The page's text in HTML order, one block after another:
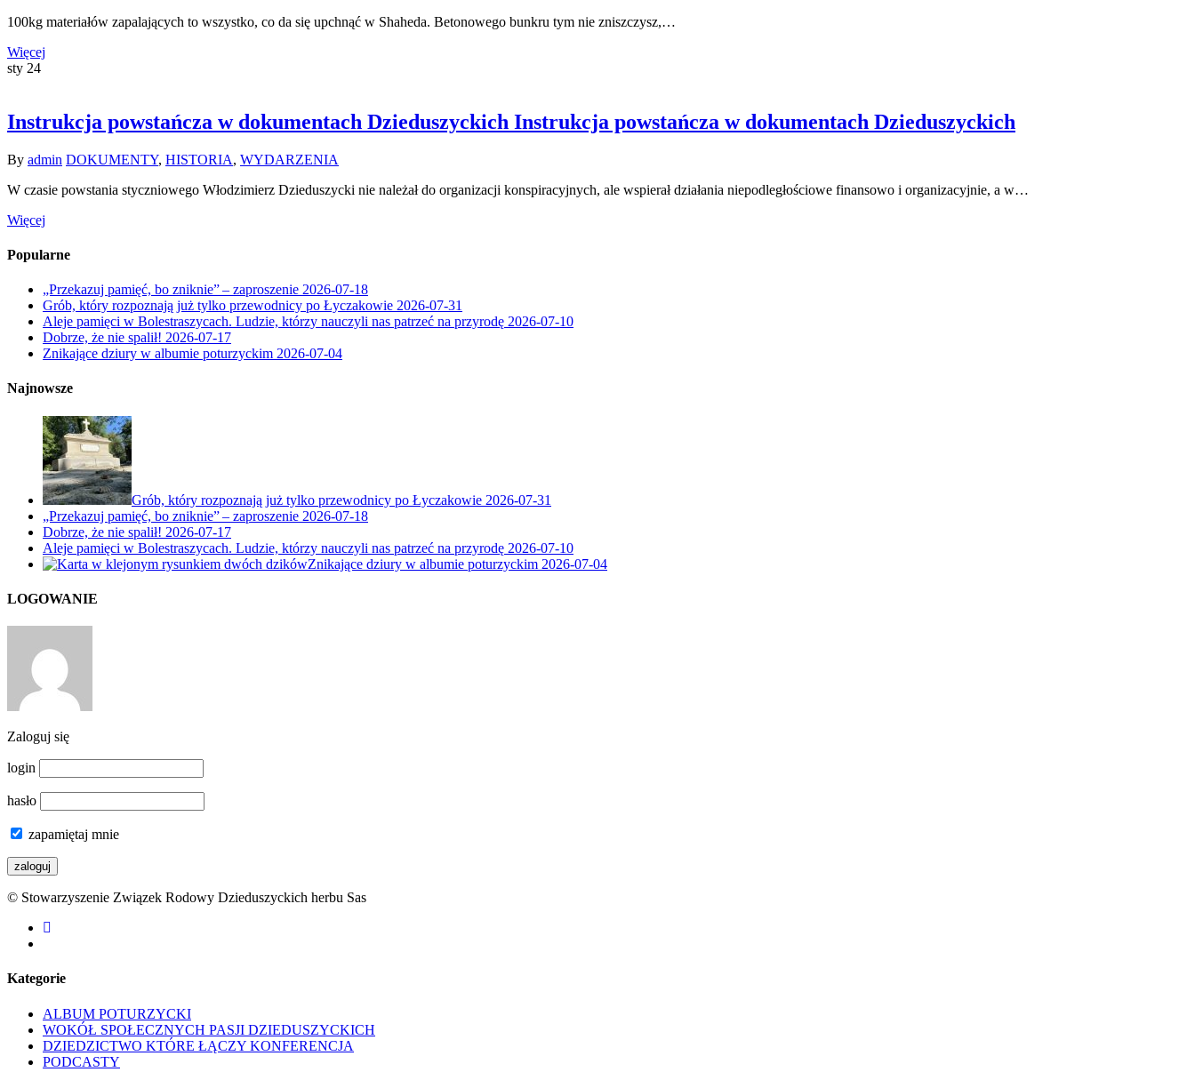
100kg materiałów zapalających to wszystko, co da się upchnąć w Shaheda. Betonowego bunkru tym nie zniszczysz,…
Więcej
sty 24
Instrukcja powstańcza w dokumentach Dzieduszyckich Instrukcja powstańcza w dokumentach Dzieduszyckich
By admin DOKUMENTY, HISTORIA, WYDARZENIA
W czasie powstania styczniowego Włodzimierz Dzieduszycki nie należał do organizacji konspiracyjnych, ale wspierał działania niepodległościowe finansowo i organizacyjnie, a w…
Więcej
Popularne
„Przekazuj pamięć, bo zniknie” – zaproszenie 2026-07-18
Grób, który rozpoznają już tylko przewodnicy po Łyczakowie 2026-07-31
Aleje pamięci w Bolestraszycach. Ludzie, którzy nauczyli nas patrzeć na przyrodę 2026-07-10
Dobrze, że nie spalił! 2026-07-17
Znikające dziury w albumie poturzyckim 2026-07-04
Najnowsze
Grób, który rozpoznają już tylko przewodnicy po Łyczakowie 2026-07-31
„Przekazuj pamięć, bo zniknie” – zaproszenie 2026-07-18
Dobrze, że nie spalił! 2026-07-17
Aleje pamięci w Bolestraszycach. Ludzie, którzy nauczyli nas patrzeć na przyrodę 2026-07-10
Znikające dziury w albumie poturzyckim 2026-07-04
LOGOWANIE
Zaloguj się
login
hasło
zapamiętaj mnie
© Stowarzyszenie Związek Rodowy Dzieduszyckich herbu Sas
facebook
Kategorie
ALBUM POTURZYCKI
WOKÓŁ SPOŁECZNYCH PASJI DZIEDUSZYCKICH
DZIEDZICTWO KTÓRE ŁĄCZY KONFERENCJA
PODCASTY